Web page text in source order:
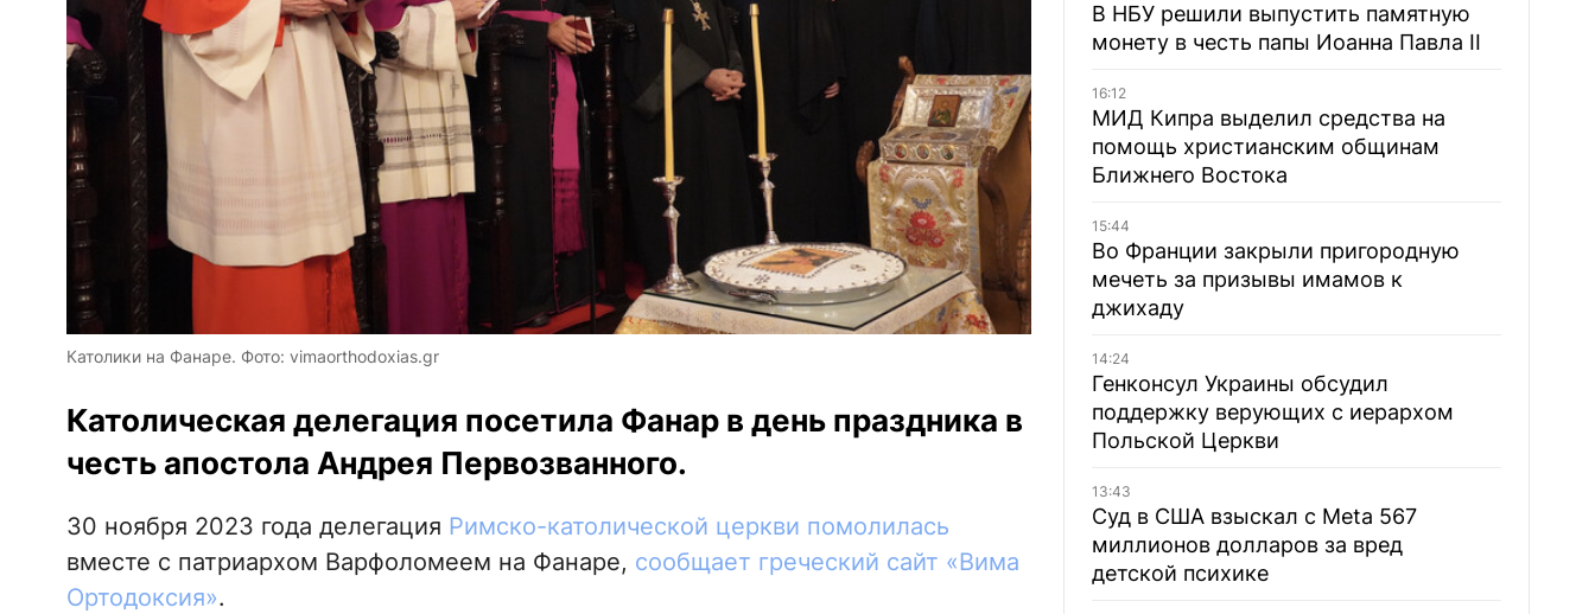
Католики на Фанаре. Фото: vimaorthodoxias.gr
Католическая делегация посетила Фанар в день праздника в
честь апостола Андрея Первозванного.
30 ноября 2023 года делегация Римско-католической церкви помолилась
вместе с патриархом Варфоломеем на Фанаре, сообщает греческий сайт «Вима
Ортодоксия».
В НБУ решили выпустить памятную
монету в честь папы Иоанна Павла II
16:12
МИД Кипра выделил средства на
помощь христианским общинам
Ближнего Востока
15:44
Во Франции закрыли пригородную
мечеть за призывы имамов к
джихаду
14:24
Генконсул Украины обсудил
поддержку верующих с иерархом
Польской Церкви
13:43
Суд в США взыскал с Meta 567
миллионов долларов за вред
детской психике